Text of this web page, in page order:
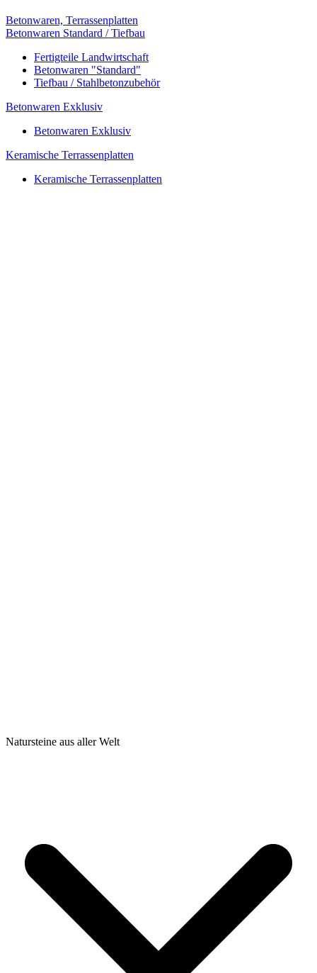
Betonwaren, Terrassenplatten
Betonwaren Standard / Tiefbau
Fertigteile Landwirtschaft
Betonwaren "Standard"
Tiefbau / Stahlbetonzubehör
Betonwaren Exklusiv
Betonwaren Exklusiv
Keramische Terrassenplatten
Keramische Terrassenplatten
Natursteine aus aller Welt